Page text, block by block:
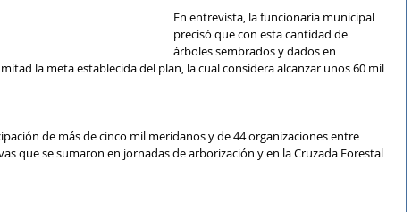
En entrevista, la funcionaria municipal
precisó que con esta cantidad de
árboles sembrados y dados en
la meta establecida del plan, la cual considera alcanzar unos 60 mil
de más de cinco mil meridanos y de 44 organizaciones entre
que se sumaron en jornadas de arborización y en la Cruzada Forestal